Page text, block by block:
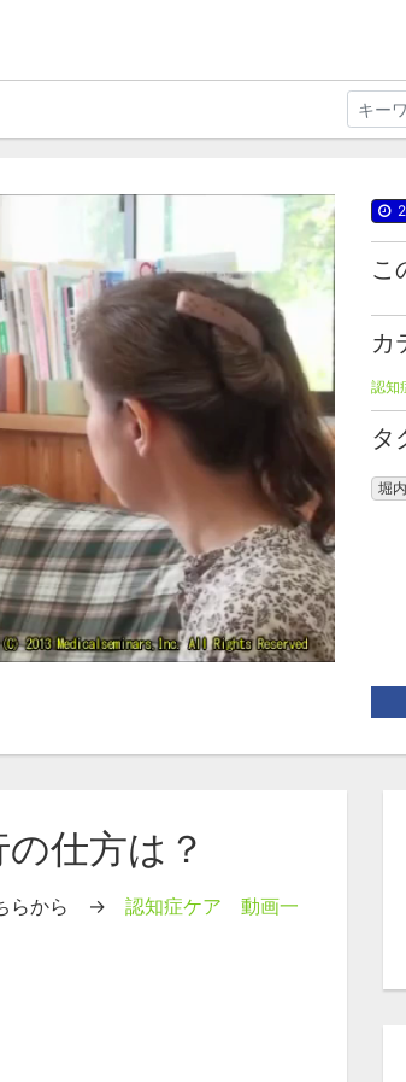
こ
カ
認知
タ
堀
仕方は？
ちらから → 認知症ケア 動画一